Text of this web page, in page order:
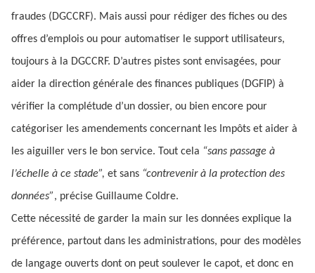
fraudes (DGCCRF). Mais aussi pour rédiger des fiches ou des
offres d’emplois ou pour automatiser le support utilisateurs,
toujours à la DGCCRF. D’autres pistes sont envisagées, pour
aider la direction générale des finances publiques (DGFIP) à
vérifier la complétude d’un dossier, ou bien encore pour
catégoriser les amendements concernant les Impôts et aider à
les aiguiller vers le bon service. Tout cela “sans passage à
l’échelle à ce stade”, et sans “contrevenir à la protection des
données”, précise Guillaume Coldre.
Cette nécessité de garder la main sur les données explique la
préférence, partout dans les administrations, pour des modèles
de langage ouverts dont on peut soulever le capot, et donc en